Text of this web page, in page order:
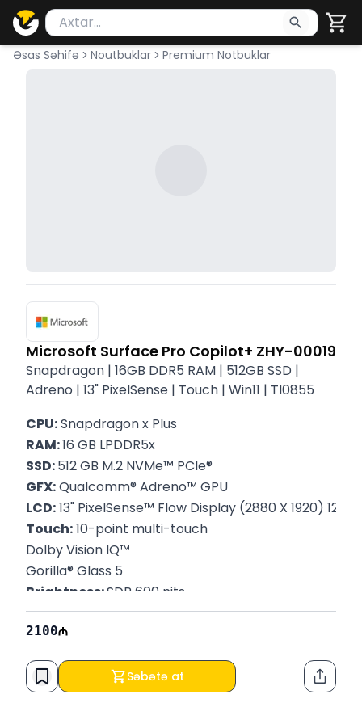
Məhsul axtar
Axtarış üçün ən azı 2 simvol yazın. Göndərmək
Əsas Səhifə Noutbuklar Premium Notbuklar
Microsoft Surface Pro Copilot+ ZHY-00019
Snapdragon | 16GB DDR5 RAM | 512GB SSD |
Adreno | 13" PixelSense | Touch | Win11 | TI0855
CPU: Snapdragon x Plus
RAM: 16 GB LPDDR5x
SSD: 512 GB M.2 NVMe™ PCIe®
GFX: Qualcomm® Adreno™ GPU
LCD: 13" PixelSense™ Flow Display (2880 X 1920) 120Hz
Touch: 10-point multi-touch
Dolby Vision IQ™
Gorilla® Glass 5
Brightness: SDR 600 nits
OS: Windows 11 Home
Çəki: 890 Qr
Zəmanət:
12 ay
2100
Səbətə at